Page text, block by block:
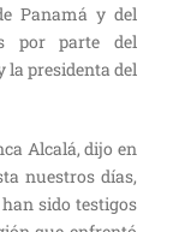
Panamá y del
por parte del
la presidenta del
Alcalá, dijo en
nuestros días,
sido testigos